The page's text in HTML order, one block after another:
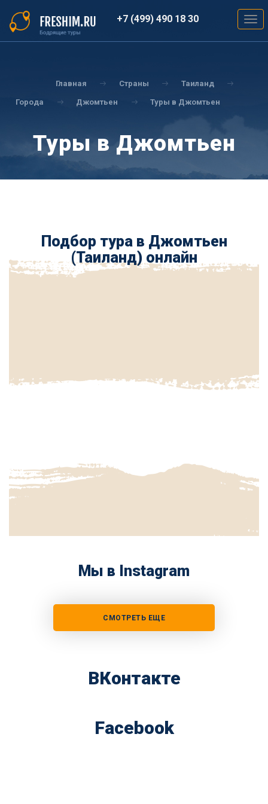
основному
содержанию
+7 (499) 490 18 30
Главная Страны Таиланд
Города Джомтьен Туры в Джомтьен
Туры в Джомтьен
Подбор тура в Джомтьен
(Таиланд) онлайн
Мы в Instagram
СМОТРЕТЬ ЕЩЕ
ВКонтакте
Facebook